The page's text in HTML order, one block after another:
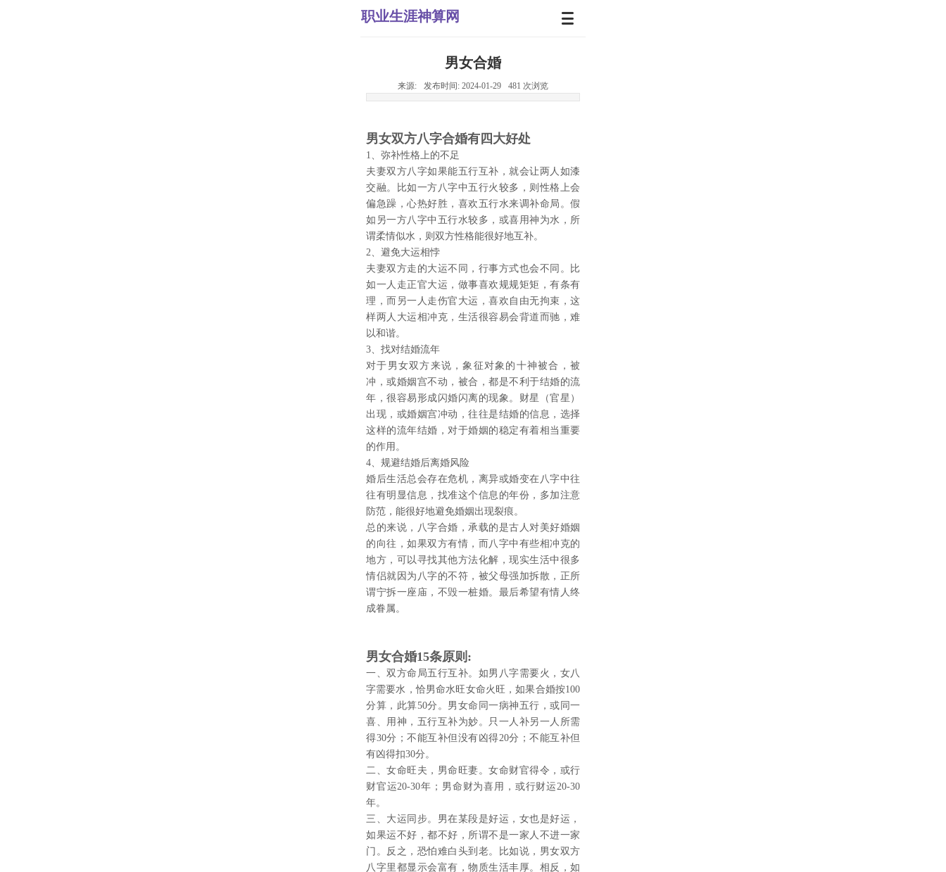
职业生涯神算网
男女合婚
来源: 发布时间: 2024-01-29 481 次浏览
男女双方八字合婚有四大好处
1、弥补性格上的不足
夫妻双方八字如果能五行互补，就会让两人如漆
交融。比如一方八字中五行火较多，则性格上会
偏急躁，心热好胜，喜欢五行水来调补命局。假
如另一方八字中五行水较多，或喜用神为水，所
谓柔情似水，则双方性格能很好地互补。
2、避免大运相悖
夫妻双方走的大运不同，行事方式也会不同。比
如一人走正官大运，做事喜欢规规矩矩，有条有
理，而另一人走伤官大运，喜欢自由无拘束，这
样两人大运相冲克，生活很容易会背道而驰，难
以和谐。
3、找对结婚流年
对于男女双方来说，象征对象的十神被合，被
冲，或婚姻宫不动，被合，都是不利于结婚的流
年，很容易形成闪婚闪离的现象。财星（官星）
出现，或婚姻宫冲动，往往是结婚的信息，选择
这样的流年结婚，对于婚姻的稳定有着相当重要
的作用。
4、规避结婚后离婚风险
婚后生活总会存在危机，离异或婚变在八字中往
往有明显信息，找准这个信息的年份，多加注意
防范，能很好地避免婚姻出现裂痕。
总的来说，八字合婚，承载的是古人对美好婚姻
的向往，如果双方有情，而八字中有些相冲克的
地方，可以寻找其他方法化解，现实生活中很多
情侣就因为八字的不符，被父母强加拆散，正所
谓宁拆一座庙，不毁一桩婚。最后希望有情人终
成眷属。
男女合婚15条原则:
一、双方命局五行互补。如男八字需要火，女八
字需要水，恰男命水旺女命火旺，如果合婚按100
分算，此算50分。男女命同一病神五行，或同一
喜、用神，五行互补为妙。只一人补另一人所需
得30分；不能互补但没有凶得20分；不能互补但
有凶得扣30分。
二、女命旺夫，男命旺妻。女命财官得令，或行
财官运20-30年；男命财为喜用，或行财运20-30
年。
三、大运同步。男在某段是好运，女也是好运，
如果运不好，都不好，所谓不是一家人不进一家
门。反之，恐怕难白头到老。比如说，男女双方
八字里都显示会富有，物质生活丰厚。相反，如